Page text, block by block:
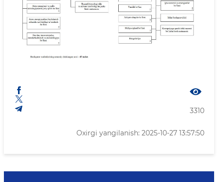
3310
Oxirgi yangilanish: 2025-10-27 13:57:50